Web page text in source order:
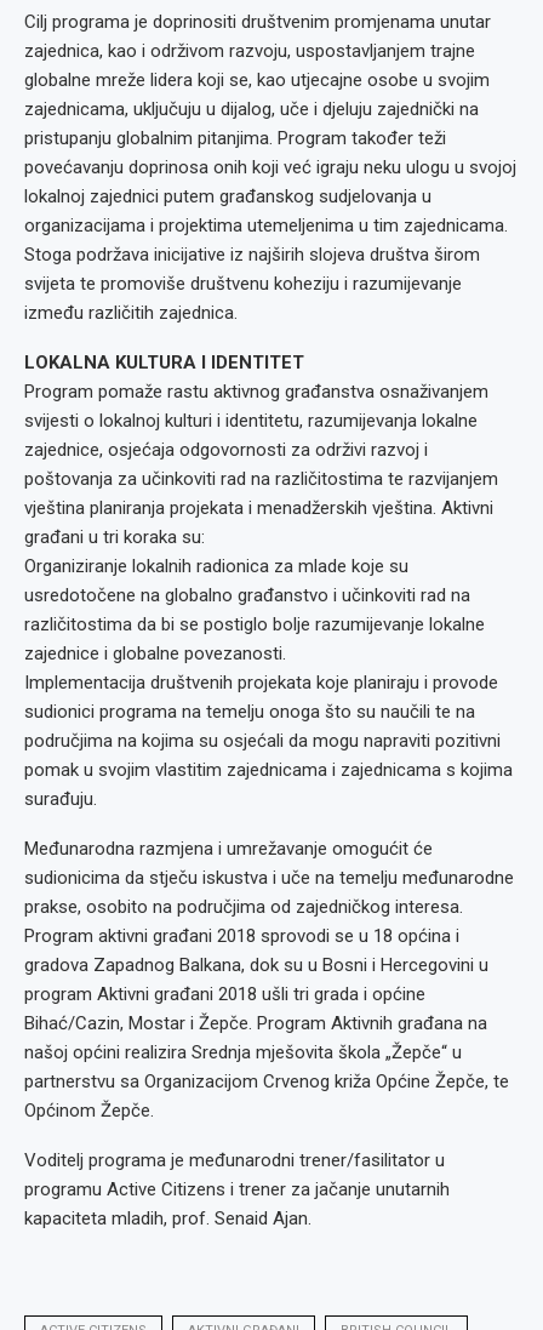
Cilj programa je doprinositi društvenim promjenama unutar
zajednica, kao i održivom razvoju, uspostavljanjem trajne
globalne mreže lidera koji se, kao utjecajne osobe u svojim
zajednicama, uključuju u dijalog, uče i djeluju zajednički na
pristupanju globalnim pitanjima. Program također teži
povećavanju doprinosa onih koji već igraju neku ulogu u svojoj
lokalnoj zajednici putem građanskog sudjelovanja u
organizacijama i projektima utemeljenima u tim zajednicama.
Stoga podržava inicijative iz najširih slojeva društva širom
svijeta te promoviše društvenu koheziju i razumijevanje
između različitih zajednica.
LOKALNA KULTURA I IDENTITET
Program pomaže rastu aktivnog građanstva osnaživanjem
svijesti o lokalnoj kulturi i identitetu, razumijevanja lokalne
zajednice, osjećaja odgovornosti za održivi razvoj i
poštovanja za učinkoviti rad na različitostima te razvijanjem
vještina planiranja projekata i menadžerskih vještina. Aktivni
građani u tri koraka su:
Organiziranje lokalnih radionica za mlade koje su
usredotočene na globalno građanstvo i učinkoviti rad na
različitostima da bi se postiglo bolje razumijevanje lokalne
zajednice i globalne povezanosti.
Implementacija društvenih projekata koje planiraju i provode
sudionici programa na temelju onoga što su naučili te na
područjima na kojima su osjećali da mogu napraviti pozitivni
pomak u svojim vlastitim zajednicama i zajednicama s kojima
surađuju.
Međunarodna razmjena i umrežavanje omogućit će
sudionicima da stječu iskustva i uče na temelju međunarodne
prakse, osobito na područjima od zajedničkog interesa.
Program aktivni građani 2018 sprovodi se u 18 općina i
gradova Zapadnog Balkana, dok su u Bosni i Hercegovini u
program Aktivni građani 2018 ušli tri grada i općine
Bihać/Cazin, Mostar i Žepče. Program Aktivnih građana na
našoj općini realizira Srednja mješovita škola „Žepče“ u
partnerstvu sa Organizacijom Crvenog križa Općine Žepče, te
Općinom Žepče.
Voditelj programa je međunarodni trener/fasilitator u
programu Active Citizens i trener za jačanje unutarnih
kapaciteta mladih, prof. Senaid Ajan.